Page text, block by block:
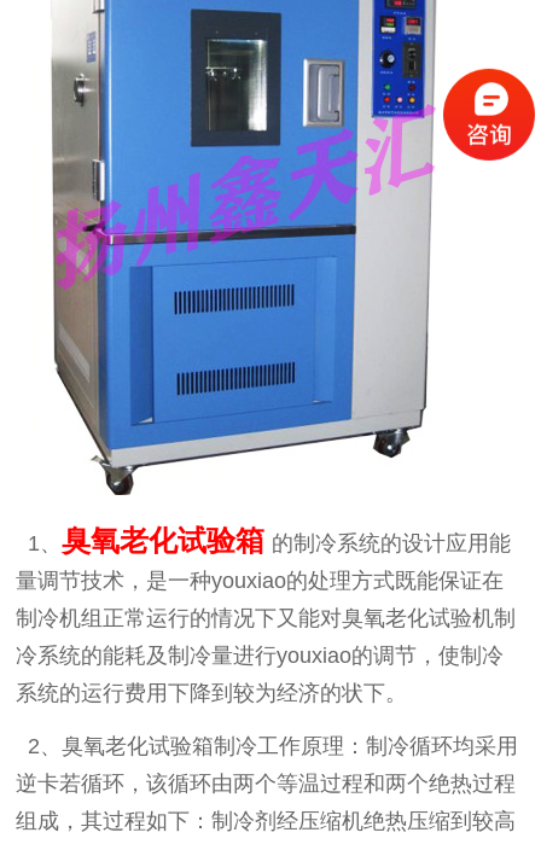
1、臭氧老化试验箱 的制冷系统的设计应用能
量调节技术，是一种youxiao的处理方式既能保证在
制冷机组正常运行的情况下又能对臭氧老化试验机制
冷系统的能耗及制冷量进行youxiao的调节，使制冷
系统的运行费用下降到较为经济的状下。
2、臭氧老化试验箱制冷工作原理：制冷循环均采用
逆卡若循环，该循环由两个等温过程和两个绝热过程
组成，其过程如下：制冷剂经压缩机绝热压缩到较高